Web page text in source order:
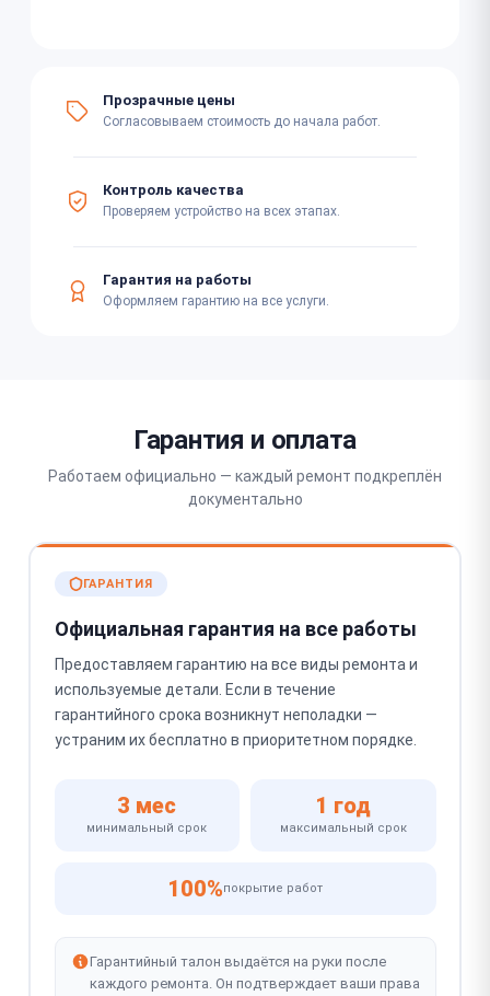
Прозрачные цены
Согласовываем стоимость до начала работ.
Контроль качества
Проверяем устройство на всех этапах.
Гарантия на работы
Оформляем гарантию на все услуги.
Гарантия и оплата
Работаем официально — каждый ремонт подкреплён
документально
ГАРАНТИЯ
Официальная гарантия на все работы
Предоставляем гарантию на все виды ремонта и
используемые детали. Если в течение
гарантийного срока возникнут неполадки —
устраним их бесплатно в приоритетном порядке.
3 мес
минимальный срок
1 год
максимальный срок
100%покрытие работ
Гарантийный талон выдаётся на руки после
каждого ремонта. Он подтверждает ваши права